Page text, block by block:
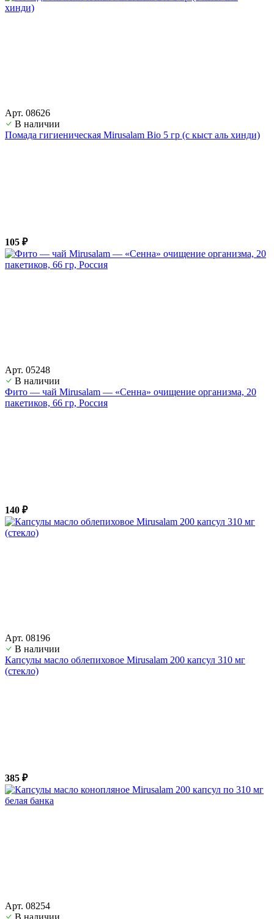
Арт. 08626
В наличии
Помада гигиеническая Mirusalam Bio 5 гр (с кыст аль хинди)
105 ₽
Арт. 05248
В наличии
Фито — чай Mirusalam — «Сенна» очищение организма, 20
пакетиков, 66 гр, Россия
140 ₽
Арт. 08196
В наличии
Капсулы масло облепиховое Mirusalam 200 капсул 310 мг
(стекло)
385 ₽
Арт. 08254
В наличии